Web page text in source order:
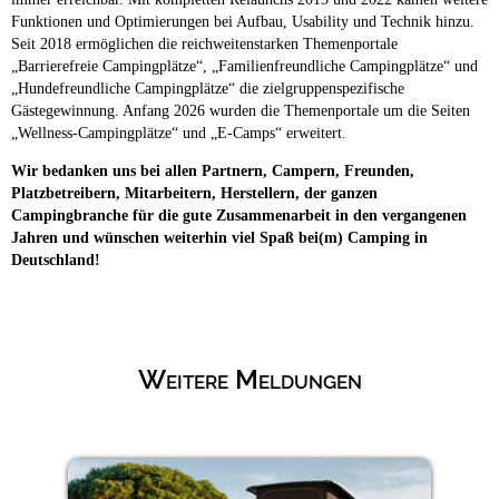
Funktionen und Optimierungen bei Aufbau, Usability und Technik hinzu.
Seit 2018 ermöglichen die reichweitenstarken Themenportale
„Barrierefreie Campingplätze“, „Familienfreundliche Campingplätze“ und
„Hundefreundliche Campingplätze“ die zielgruppenspezifische
Gästegewinnung. Anfang 2026 wurden die Themenportale um die Seiten
„Wellness-Campingplätze“ und „E-Camps“ erweitert.
Wir bedanken uns bei allen Partnern, Campern, Freunden,
Platzbetreibern, Mitarbeitern, Herstellern, der ganzen
Campingbranche für die gute Zusammenarbeit in den vergangenen
Jahren und wünschen weiterhin viel Spaß bei(m) Camping in
Deutschland!
Weitere Meldungen